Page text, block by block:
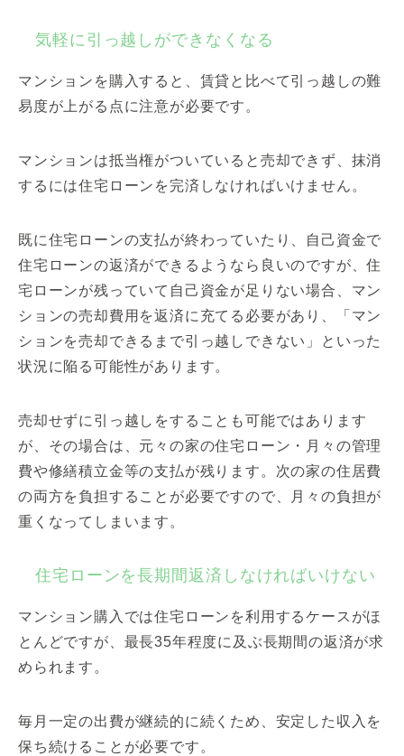
気軽に引っ越しができなくなる
マンションを購入すると、賃貸と比べて引っ越しの難
易度が上がる点に注意が必要です。
マンションは抵当権がついていると売却できず、抹消
するには住宅ローンを完済しなければいけません。
既に住宅ローンの支払が終わっていたり、自己資金で
住宅ローンの返済ができるようなら良いのですが、住
宅ローンが残っていて自己資金が足りない場合、マン
ションの売却費用を返済に充てる必要があり、「マン
ションを売却できるまで引っ越しできない」といった
状況に陥る可能性があります。
売却せずに引っ越しをすることも可能ではあります
が、その場合は、元々の家の住宅ローン・月々の管理
費や修繕積立金等の支払が残ります。次の家の住居費
の両方を負担することが必要ですので、月々の負担が
重くなってしまいます。
住宅ローンを長期間返済しなければいけない
マンション購入では住宅ローンを利用するケースがほ
とんどですが、最長35年程度に及ぶ長期間の返済が求
められます。
毎月一定の出費が継続的に続くため、安定した収入を
保ち続けることが必要です。